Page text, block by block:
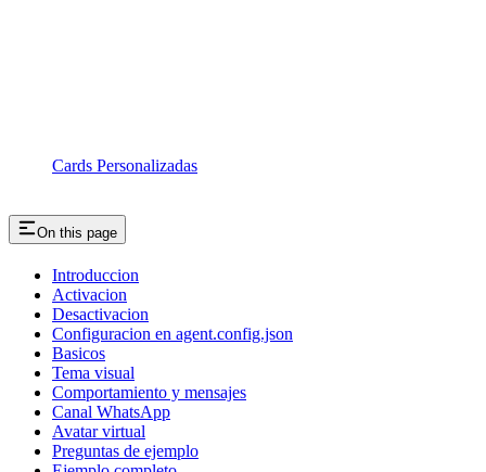
Cards Personalizadas
On this page
Introduccion
Activacion
Desactivacion
Configuracion en agent.config.json
Basicos
Tema visual
Comportamiento y mensajes
Canal WhatsApp
Avatar virtual
Preguntas de ejemplo